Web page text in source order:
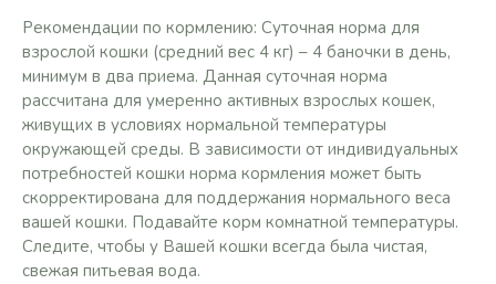
Рекомендации по кормлению: Суточная норма для
взрослой кошки (средний вес 4 кг) – 4 баночки в день,
минимум в два приема. Данная суточная норма
рассчитана для умеренно активных взрослых кошек,
живущих в условиях нормальной температуры
окружающей среды. В зависимости от индивидуальных
потребностей кошки норма кормления может быть
скорректирована для поддержания нормального веса
вашей кошки. Подавайте корм комнатной температуры.
Следите, чтобы у Вашей кошки всегда была чистая,
свежая питьевая вода.